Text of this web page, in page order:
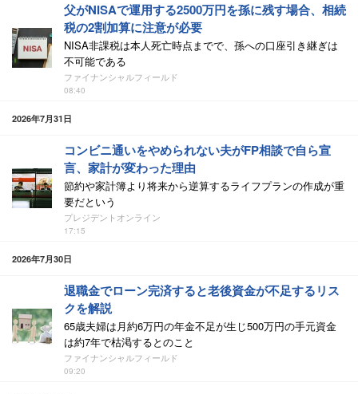
父がNISAで運用する2500万円を孫に残す場合、相続
税の2割加算に注意が必要
NISA非課税は本人死亡時点までで、孫への口座引き継ぎは
不可能である
ファイナンシャルフィールド
08:40
2026年7月31日
コンビニ通いをやめられない夫がFP相談で自ら宣
言、家計が変わった理由
節約や家計簿より将来から逆算するライフプランの作成が重
要だという
プレジデントオンライン
17:15
2026年7月30日
退職金でローン完済すると老後資金が不足するリス
クを解説
65歳夫婦は月約6万円の年金不足が生じ500万円の手元資金
は約7年で枯渇するとのこと
ファイナンシャルフィールド
09:20